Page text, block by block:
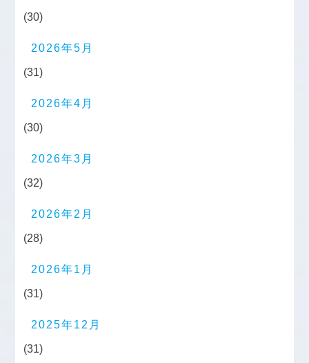
(30)
2026年5月
(31)
2026年4月
(30)
2026年3月
(32)
2026年2月
(28)
2026年1月
(31)
2025年12月
(31)